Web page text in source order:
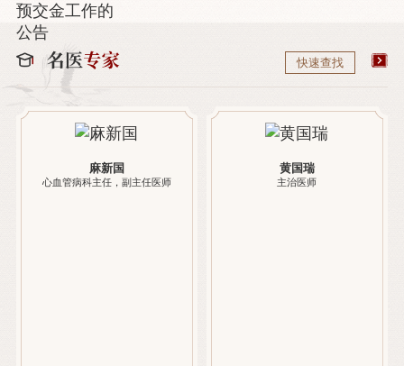
快速查找
麻新国
心血管病科主任，副主任医师
黄国瑞
主治医师